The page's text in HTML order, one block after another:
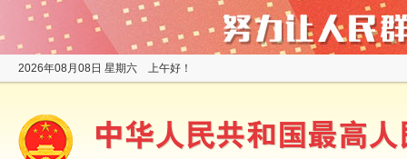
2026年08月08日 星期六 上午好！